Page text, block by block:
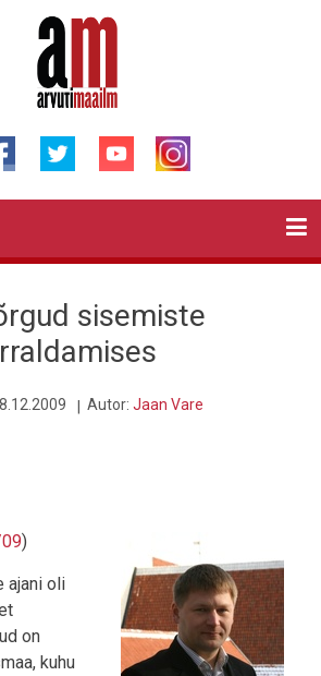
sisemiste
Autor: Jaan Vare
)
ajani oli
on
kuhu